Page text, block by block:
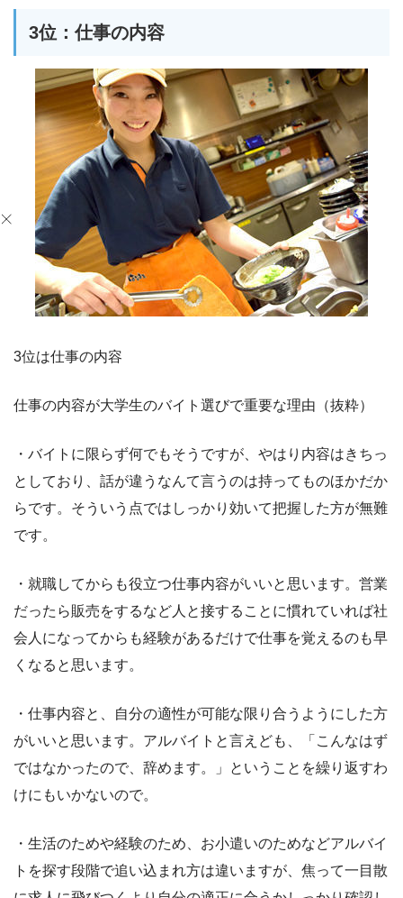
3位：仕事の内容
3位は仕事の内容
仕事の内容が大学生のバイト選びで重要な理由（抜粋）
・バイトに限らず何でもそうですが、やはり内容はきちっ
としており、話が違うなんて言うのは持ってものほかだか
らです。そういう点ではしっかり効いて把握した方が無難
です。
・就職してからも役立つ仕事内容がいいと思います。営業
だったら販売をするなど人と接することに慣れていれば社
会人になってからも経験があるだけで仕事を覚えるのも早
くなると思います。
・仕事内容と、自分の適性が可能な限り合うようにした方
がいいと思います。アルバイトと言えども、「こんなはず
ではなかったので、辞めます。」ということを繰り返すわ
けにもいかないので。
・生活のためや経験のため、お小遣いのためなどアルバイ
トを探す段階で追い込まれ方は違いますが、焦って一目散